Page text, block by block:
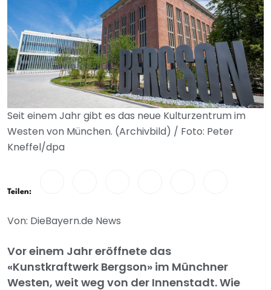
Seit einem Jahr gibt es das neue Kulturzentrum im
Westen von München. (Archivbild) / Foto: Peter
Kneffel/dpa
Teilen:
Von: DieBayern.de News
Vor einem Jahr eröffnete das
«Kunstkraftwerk Bergson» im Münchner
Westen, weit weg von der Innenstadt. Wie